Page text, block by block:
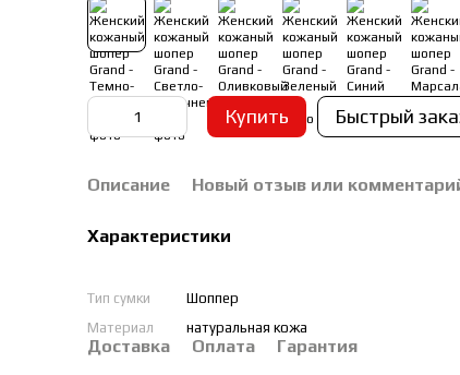
Купить Быстрый
Описание Новый отзыв или
Характеристики
Тип сумки
Шоппер
Материал
натуральная кожа
Доставка Оплата Гарантия